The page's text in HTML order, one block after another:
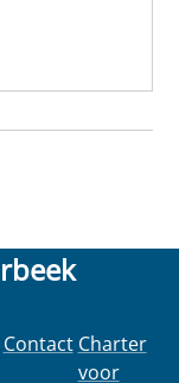
Contact Charter
voor